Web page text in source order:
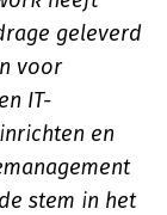
geleverd
voor
IT-
en
stem in het